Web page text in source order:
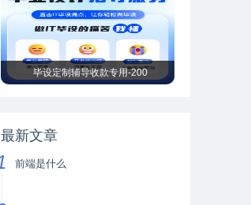
毕设定制辅导收款专用-200
最新文章
前端是什么